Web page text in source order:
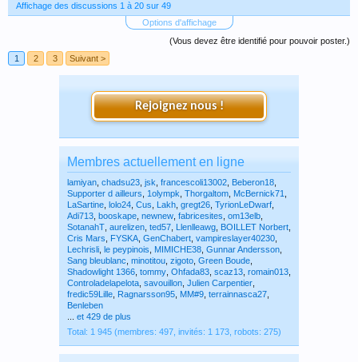
Affichage des discussions 1 à 20 sur 49
Options d'affichage
(Vous devez être identifié pour pouvoir poster.)
1
2 3 Suivant >
Rejoignez nous !
Membres actuellement en ligne
lamiyan chadsu23 jsk francescoli13002 Beberon18
Supporter d ailleurs
1olympk Thorgaltom McBernick71
LaSartine lolo24 Cus Lakh gregt26 TyrionLeDwarf
Adi713 booskape newnew fabricesites om13elb
SotanahT aurelizen ted57 Llenlleawg BOILLET Norbert
Cris Mars
FYSKA GenChabert vampireslayer40230
Lechrisli le peypinois MIMICHE38 Gunnar Andersson
Sang bleublanc minotitou zigoto Green Boude
Shadowlight 1366 tommy Ohfada83 scaz13 romain013
Controladelapelota savouillon Julien Carpentier
fredic59Lille Ragnarsson95 MM#9 terrainnasca27
Benleben
et 429 de plus
Total: 1 945 (membres: 497, invités: 1 173, robots: 275)